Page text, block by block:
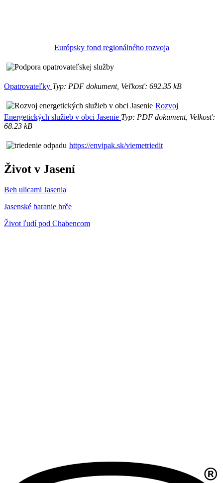
Európsky fond regionálného rozvoja
Opatrovateľky Typ: PDF dokument, Veľkosť: 692.35 kB
Rozvoj
Energetických služieb v obci Jasenie Typ: PDF dokument, Velkosť:
68.23 kB
https://envipak.sk/viemetriedit
Život v Jasení
Beh ulicami Jasenia
Jasenské baranie hrče
Život ľudí pod Chabencom